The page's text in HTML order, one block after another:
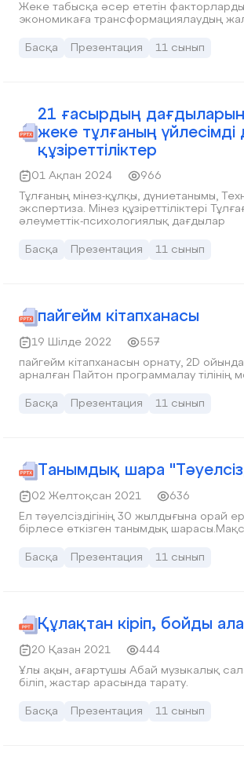
Жеке табысқа әсер ететін факторларды айқындау. Мақсаты: Жоспарлы
Басқа Презентация 11 сынып
21 ғасырдың дағдыларын
жеке тұлғаның
құзіреттіліктер
01 Ақпан 2024
966
Тұлғаның мінез-құлқы, дүниетанымы, Техникалық құзіреттіліктер Кәсіп саласындағы сұрақтарға
экспертиза. Мінез құзіреттіліктері
әлеуметтік-психологиялық дағдылар
Басқа Презентация 11 сынып
пайгейм кітапханасы
19 Шілде 2022
557
пайгейм кітапханасын орнату, 2D
арналған Пайтон программалау тілінің
Басқа Презентация 11 сынып
Танымдық шара
02 Желтоқсан 2021
636
Ел тәуелсіздігінің 30 жылдығына орай
бірлесе өткізген танымдық
Басқа Презентация 11 сынып
Құлақтан кіріп, бойды
20 Қазан 2021
444
Ұлы ақын, ағартушы Абай музыкалық
біліп, жастар арасында тарату.
Басқа Презентация 11 сынып